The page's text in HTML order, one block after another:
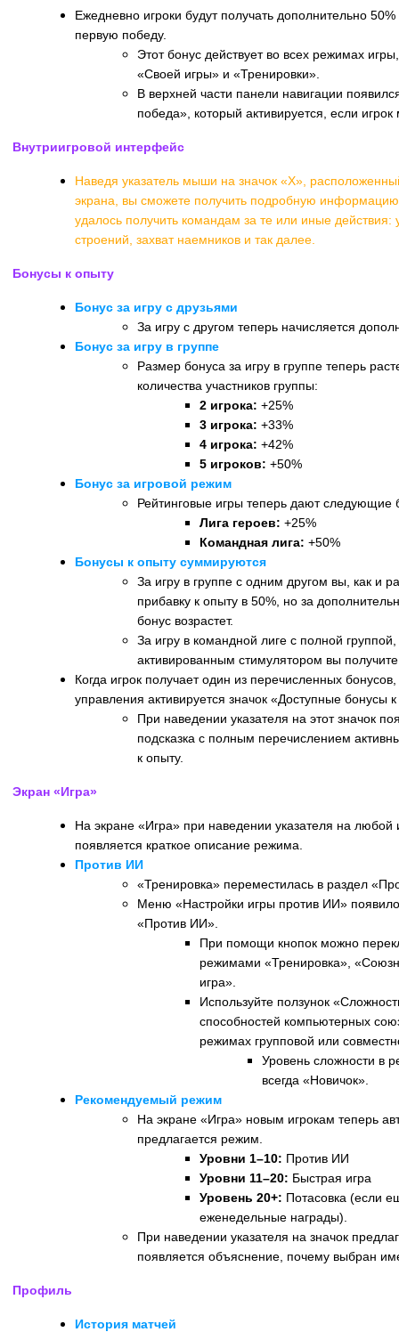
Ежедневно игроки будут получать дополнительно
первую победу.
Этот бонус действует во всех режимах
«Своей игры» и «Тренировки».
В верхней части панели навигации
победа», который активируется, если
Внутриигровой интерфейс
Наведя указатель мыши на значок «X»,
экрана, вы сможете получить подробную
удалось получить командам за те или иные действия:
строений, захват наемников и так далее.
Бонусы к опыту
Бонус за игру с друзьями
За игру с другом теперь начисляется
Бонус за игру в группе
Размер бонуса за игру в группе теперь
количества участников группы:
2 игрока: +25%
3 игрока: +33%
4 игрока: +42%
5 игроков: +50%
Бонус за игровой режим
Рейтинговые игры теперь дают следующие
Лига героев: +25%
Командная лига: +50%
Бонусы к опыту суммируются
За игру в группе с одним другом вы, как и
прибавку к опыту в 50%, но за
бонус возрастет.
За игру в командной лиге с полной
активированным стимулятором вы
Когда игрок получает один из перечисленных
управления активируется значок «Доступные бонусы
При наведении указателя на этот значок
подсказка с полным перечислением
к опыту.
Экран «Игра»
На экране «Игра» при наведении указателя на любой
появляется краткое описание режима.
Против ИИ
«Тренировка» переместилась в раздел
Меню «Настройки игры против ИИ»
«Против ИИ».
При помощи кнопок можно
режимами «Тренировка»,
игра».
Используйте ползунок
способностей компьютерных
режимах групповой или
Уровень сложности в
всегда «Новичок».
Рекомендуемый режим
На экране «Игра» новым игрокам теперь
предлагается режим.
Уровни 1–10: Против ИИ
Уровни 11–20: Быстрая игра
Уровень 20+: Потасовка (если
еженедельные награды).
При наведении указателя на значок
появляется объяснение, почему выбран
Профиль
История матчей